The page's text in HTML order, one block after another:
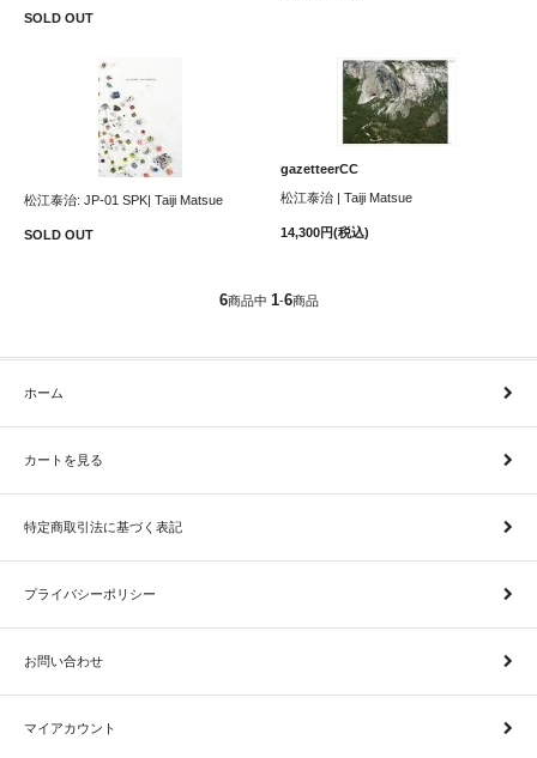
SOLD OUT
松江泰治: JP-01 SPK| Taiji Matsue
SOLD OUT
gazetteerCC
松江泰治 | Taiji Matsue
14,300円(税込)
6商品中 1-6商品
ホーム
カートを見る
特定商取引法に基づく表記
プライバシーポリシー
お問い合わせ
マイアカウント